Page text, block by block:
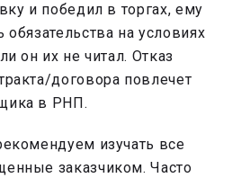
и победил в торгах, ему
обязательства на условиях
он их не читал. Отказ
договора повлечет
в РНП.
изучать все
заказчиком. Часто